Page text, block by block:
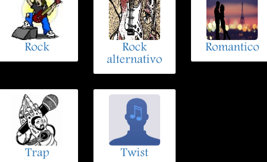
Rock
Rock
alternativo
Romantico
Trap Twist